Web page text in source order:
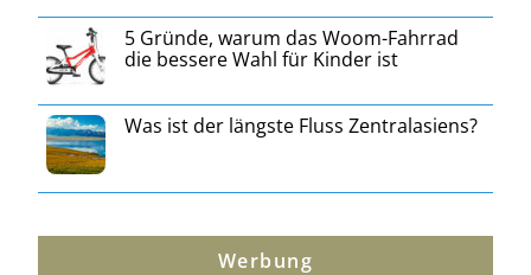
5 Gründe, warum das Woom-Fahrrad
die bessere Wahl für Kinder ist
Was ist der längste Fluss Zentralasiens?
Werbung